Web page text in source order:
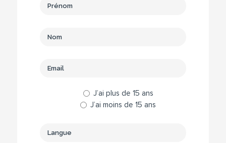
J’ai plus de 15 ans
J’ai moins de 15 ans